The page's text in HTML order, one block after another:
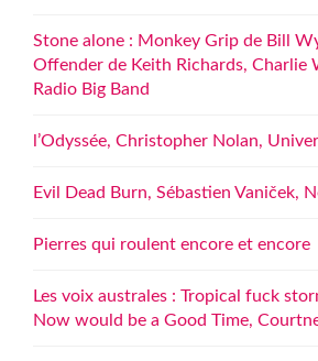
Stone alone : Monkey Grip de Bill
Offender de Keith Richards, Charlie
Radio Big Band
l’Odyssée, Christopher Nolan,
Evil Dead Burn, Sébastien Vaniček,
Pierres qui roulent encore et encore
Les voix australes : Tropical fuck
Now would be a Good Time,